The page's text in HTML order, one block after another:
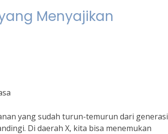
Menyajikan
yang sudah turun-temurun dari generasi
Di daerah X, kita bisa menemukan